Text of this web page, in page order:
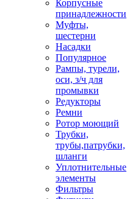
Корпусные
принадлежности
Муфты,
шестерни
Насадки
Популярное
Рампы, турели,
оси, з/ч для
промывки
Редукторы
Ремни
Ротор моющий
Трубки,
трубы,патрубки,
шланги
Уплотнительные
элементы
Фильтры